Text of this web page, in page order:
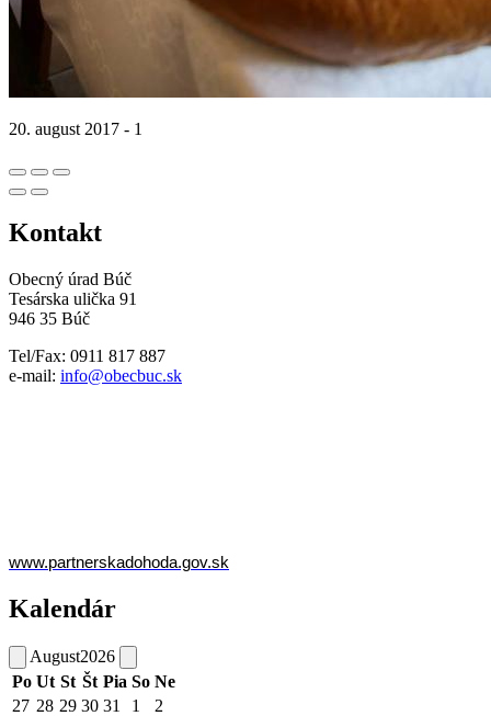
20. august 2017 - 1
Kontakt
Obecný úrad Búč
Tesárska ulička 91
946 35 Búč
Tel/Fax: 0911 817 887
e-mail: info@obecbuc.sk
www.partnerskadohoda.gov.sk
Kalendár
August2026
Po Ut St Št Pia So Ne
27 28 29 30 31 1
2